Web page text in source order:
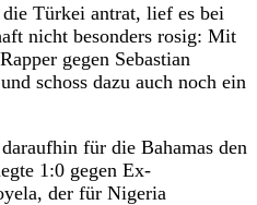
Türkei antrat, lief es bei
nicht besonders rosig: Mit
gegen Sebastian
schoss dazu auch noch ein
für die Bahamas den
1:0 gegen Ex-
der für Nigeria